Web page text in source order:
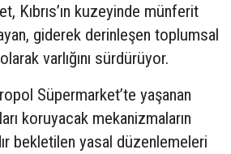
Kıbrıs’ın kuzeyinde münferit
giderek derinleşen toplumsal
varlığını sürdürüyor.
Süpermarket’te yaşanan
koruyacak mekanizmaların
bekletilen yasal düzenlemeleri